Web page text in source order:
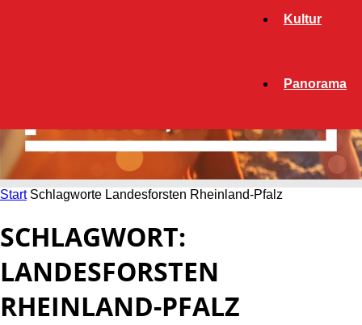
Kultur
Panorama
Start Schlagworte Landesforsten Rheinland-Pfalz
SCHLAGWORT:
LANDESFORSTEN
RHEINLAND-PFALZ